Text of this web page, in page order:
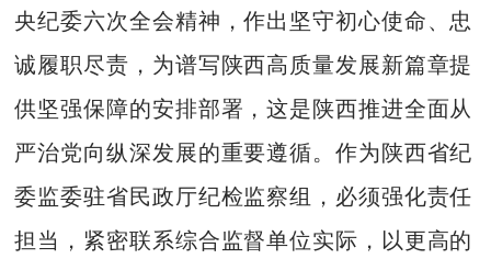
央纪委六次全会精神，作出坚守初心使命、忠
诚履职尽责，为谱写陕西高质量发展新篇章提
供坚强保障的安排部署，这是陕西推进全面从
严治党向纵深发展的重要遵循。作为陕西省纪
委监委驻省民政厅纪检监察组，必须强化责任
担当，紧密联系综合监督单位实际，以更高的